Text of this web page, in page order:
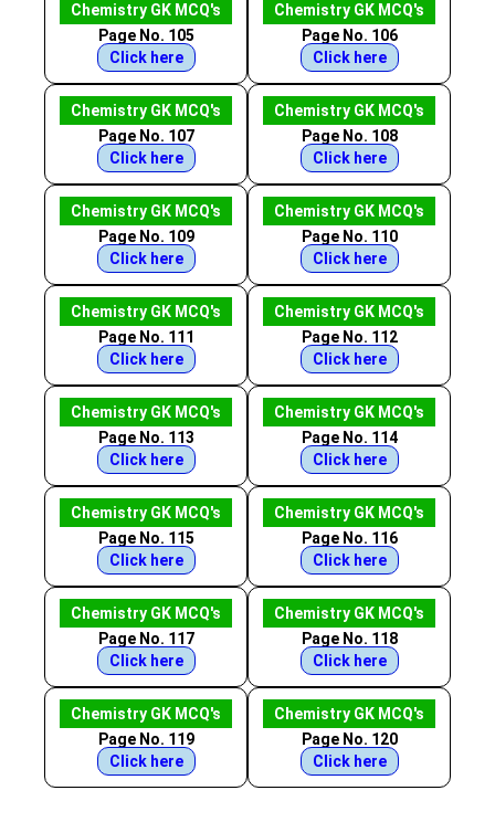
Chemistry GK MCQ's
Page No. 105
Click here
Chemistry GK MCQ's
Page No. 106
Click here
Chemistry GK MCQ's
Page No. 107
Click here
Chemistry GK MCQ's
Page No. 108
Click here
Chemistry GK MCQ's
Page No. 109
Click here
Chemistry GK MCQ's
Page No. 110
Click here
Chemistry GK MCQ's
Page No. 111
Click here
Chemistry GK MCQ's
Page No. 112
Click here
Chemistry GK MCQ's
Page No. 113
Click here
Chemistry GK MCQ's
Page No. 114
Click here
Chemistry GK MCQ's
Page No. 115
Click here
Chemistry GK MCQ's
Page No. 116
Click here
Chemistry GK MCQ's
Page No. 117
Click here
Chemistry GK MCQ's
Page No. 118
Click here
Chemistry GK MCQ's
Page No. 119
Click here
Chemistry GK MCQ's
Page No. 120
Click here